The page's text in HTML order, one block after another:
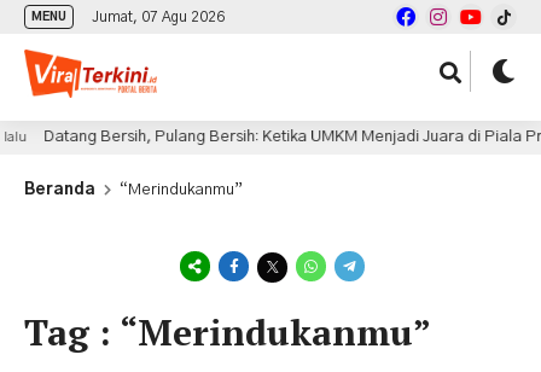
MENU Jumat, 07 Agu 2026
Datang Bersih, Pulang Bersih: Ketika UMKM Menjadi Juara di Piala
Beranda “Merindukanmu”
Tag : “Merindukanmu”